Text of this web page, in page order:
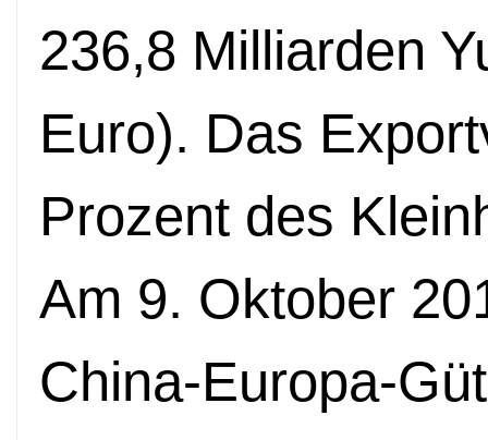
236,8 Milliarden
Euro). Das
Prozent des
Am 9. Oktober
China-Europa-